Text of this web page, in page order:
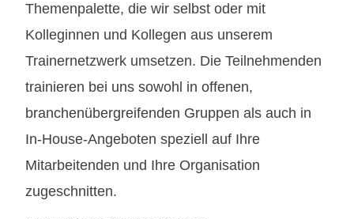
Themenpalette, die wir selbst oder mit
Kolleginnen und Kollegen aus unserem
Trainernetzwerk umsetzen. Die Teilnehmenden
trainieren bei uns sowohl in offenen,
branchenübergreifenden Gruppen als auch in
In-House-Angeboten speziell auf Ihre
Mitarbeitenden und Ihre Organisation
zugeschnitten.